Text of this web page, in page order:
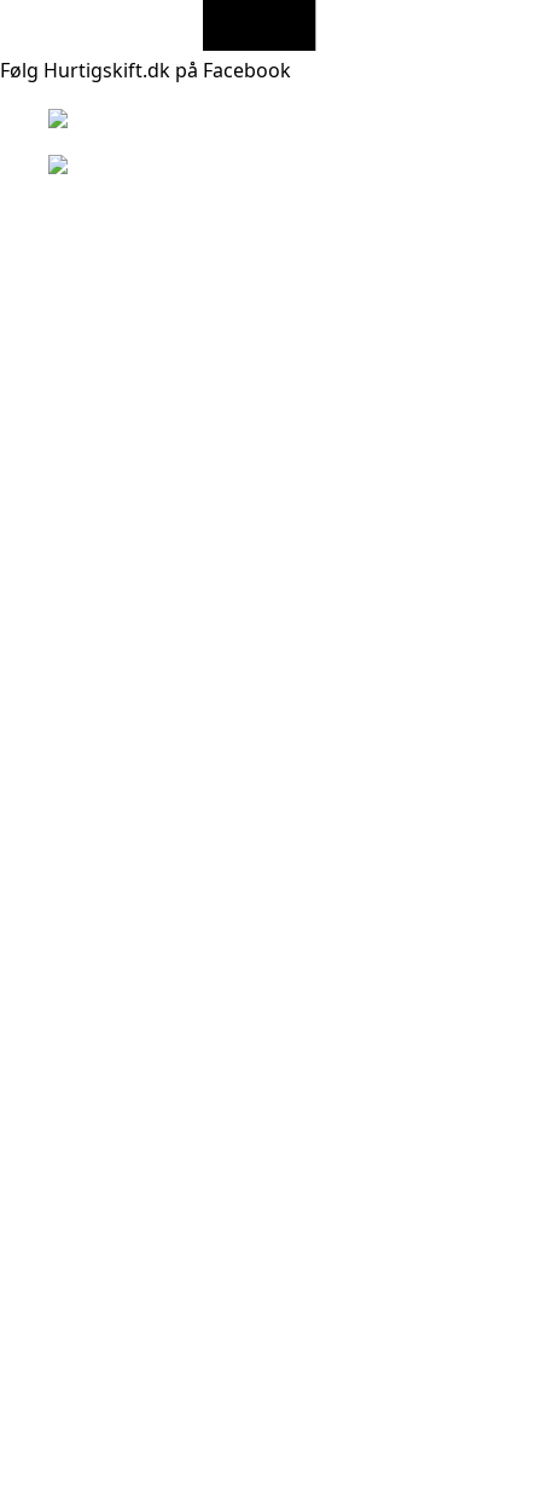
Følg Hurtigskift.dk på Facebook